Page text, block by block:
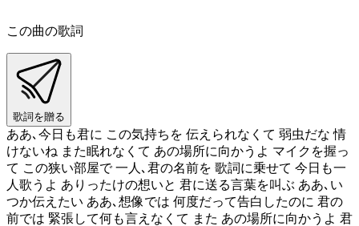
この曲の歌詞
歌詞を贈る
ああ､今日も君に この気持ちを 伝えられなくて 弱虫だな 情
けないね また眠れなくて あの場所に向かうよ マイクを握っ
て この狭い部屋で 一人､君の名前を 歌詞に乗せて 今日も一
人歌うよ ありったけの想いと 君に送る言葉を叫ぶ ああ､い
つか伝えたい ああ､想像では 何度だって告白したのに 君の
前では 緊張して何も言えなくて また あの場所に向かうよ 君